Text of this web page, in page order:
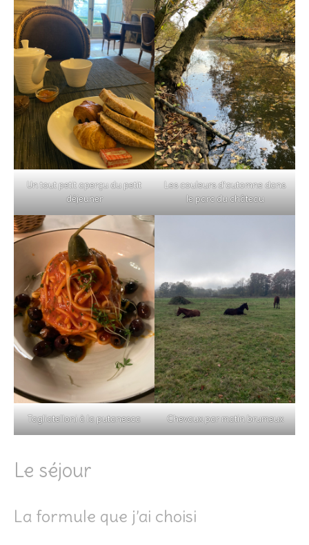
Un tout petit aperçu du petit
déjeuner
Les couleurs d’automne dans
le parc du château
Tagliatelloni à la putanesca Chevaux par matin brumeux
Le séjour
La formule que j’ai choisi